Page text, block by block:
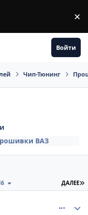
×
Войти
Чип-Тюнинг
ВАЗ
ДАЛЕЕ